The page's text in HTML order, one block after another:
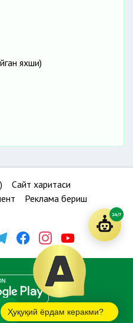
яхши)
Сайт харитаси
Реклама бериш
Ҳуқуқий ёрдам керакми?
24/7